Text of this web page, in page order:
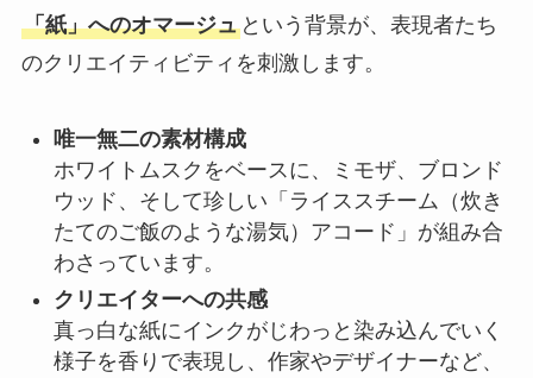
「紙」へのオマージュという背景が、表現者たち
のクリエイティビティを刺激します。
唯一無二の素材構成
ホワイトムスクをベースに、ミモザ、ブロンド
ウッド、そして珍しい「ライススチーム（炊き
たてのご飯のような湯気）アコード」が組み合
わさっています。
クリエイターへの共感
真っ白な紙にインクがじわっと染み込んでいく
様子を香りで表現し、作家やデザイナーなど、